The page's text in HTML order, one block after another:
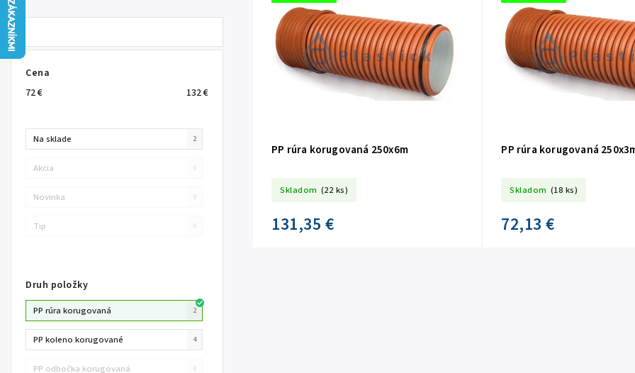
Cena
72€ 132€
Na sklade 2
Akcia 0
Novinka 0
Tip 0
Druh položky
PP rúra korugovaná 2
PP koleno korugované 4
PP odbočka korugovaná 0
PP rúra korugovaná 250x6m
Skladom (22 ks)
131,35 €
PP rúra korugovaná
Skladom (18 ks)
72,13 €